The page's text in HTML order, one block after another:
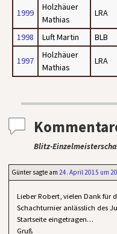
1999
Holzhäuer
Mathias
LRA
1998 Luft Martin BLB
1997
Holzhäuer
Mathias
LRA
Blitz-
Günter sagte am 24. April 2015 um
Lieber Robert, vielen Dank für
Schachturnier anlässlich des
Startseite eingetragen…
Gruß